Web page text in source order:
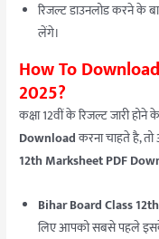
रिजल्ट डाउनलोड करने के
लेंगे।
How To
2025?
कक्षा 12वीं के रिजल्ट जारी
Downloadकरना चाहते है, तो
12th Marksheet PDF
Bihar Board Class
लिए आपको सबसे पहले